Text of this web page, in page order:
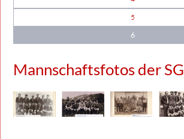
5
6
Mannschaftsfotos der SG